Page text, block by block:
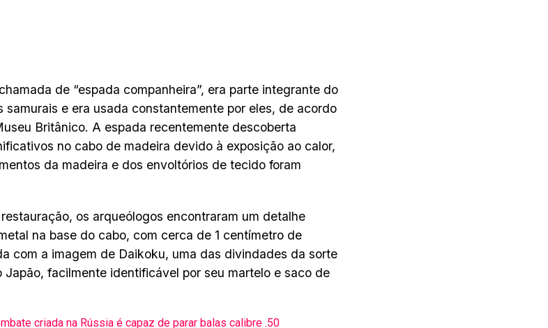
de “espada companheira”, era parte integrante do
samurais e era usada constantemente por eles, de acordo
Britânico. A espada recentemente descoberta
no cabo de madeira devido à exposição ao calor,
da madeira e dos envoltórios de tecido foram
os arqueólogos encontraram um detalhe
na base do cabo, com cerca de 1 centímetro de
com a imagem de Daikoku, uma das divindades da sorte
Japão, facilmente identificável por seu martelo e saco de
criada na Rússia é capaz de parar balas calibre .50